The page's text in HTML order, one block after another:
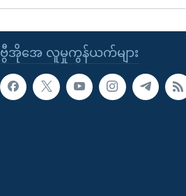
ဗွီအိုအေ လူမှုကွန်ယက်များ